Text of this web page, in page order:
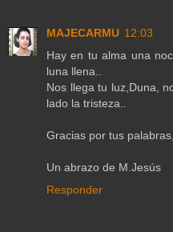
MAJECARMU 12:03
Hay en tu alma una
luna llena..
Nos llega tu luz,Duna,
lado la tristeza..
Gracias por tus
Un abrazo de M.Jesús
Responder